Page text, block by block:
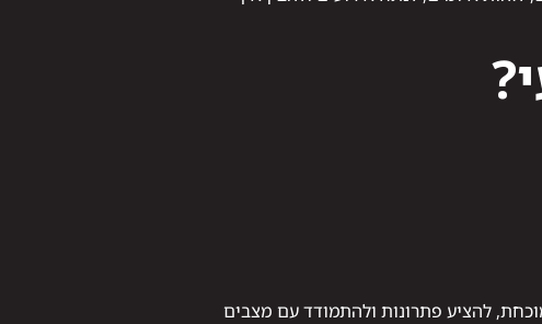
להציע פתרונות ולהתמודד עם מצבים